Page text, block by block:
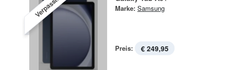
Verpasst! Marke: Samsung
Preis: € 249,95